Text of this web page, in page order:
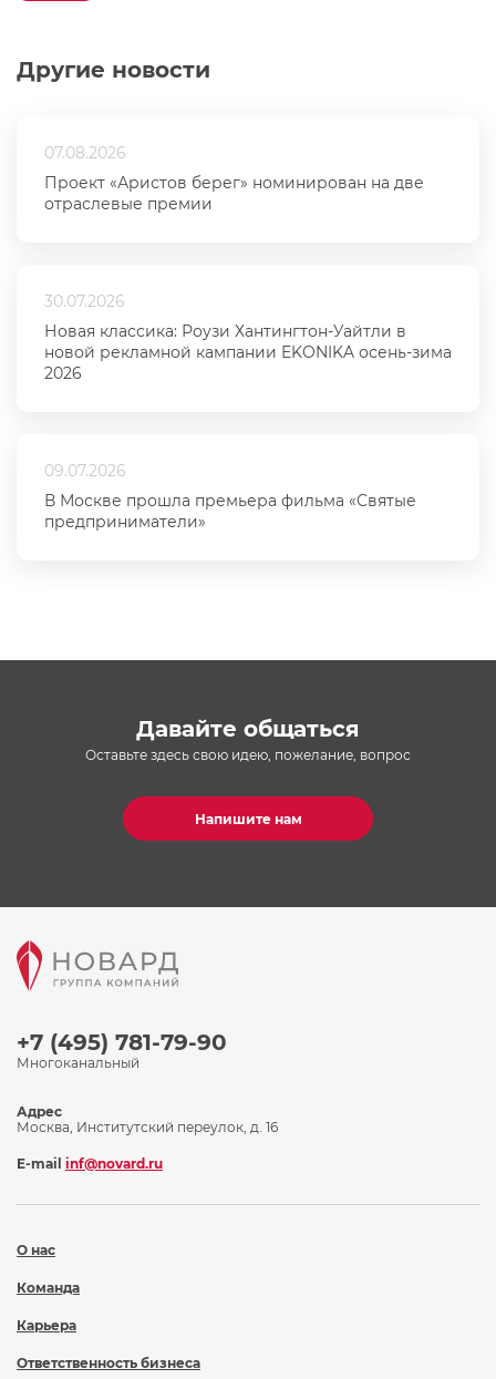
Другие новости
07.08.2026
Проект «Аристов берег» номинирован на две
отраслевые премии
30.07.2026
Новая классика: Роузи Хантингтон-Уайтли в
новой рекламной кампании EKONIKA осень-зима
2026
09.07.2026
В Москве прошла премьера фильма «Святые
предприниматели»
Давайте общаться
Оставьте здесь свою идею, пожелание, вопрос
Напишите нам
+7 (495) 781-79-90
Многоканальный
О нас
Команда
Карьера
Ответственность бизнеса
Адрес
Москва, Институтский переулок, д. 16
E-mail inf@novard.ru